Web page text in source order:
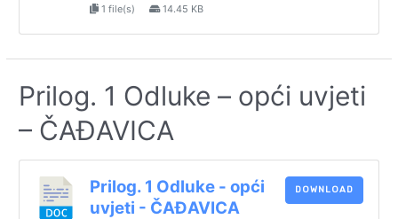
1 file(s) 14.45 KB
Prilog. 1 Odluke – opći uvjeti
– ČAĐAVICA
Prilog. 1 Odluke - opći
uvjeti - ČAĐAVICA
DOWNLOAD